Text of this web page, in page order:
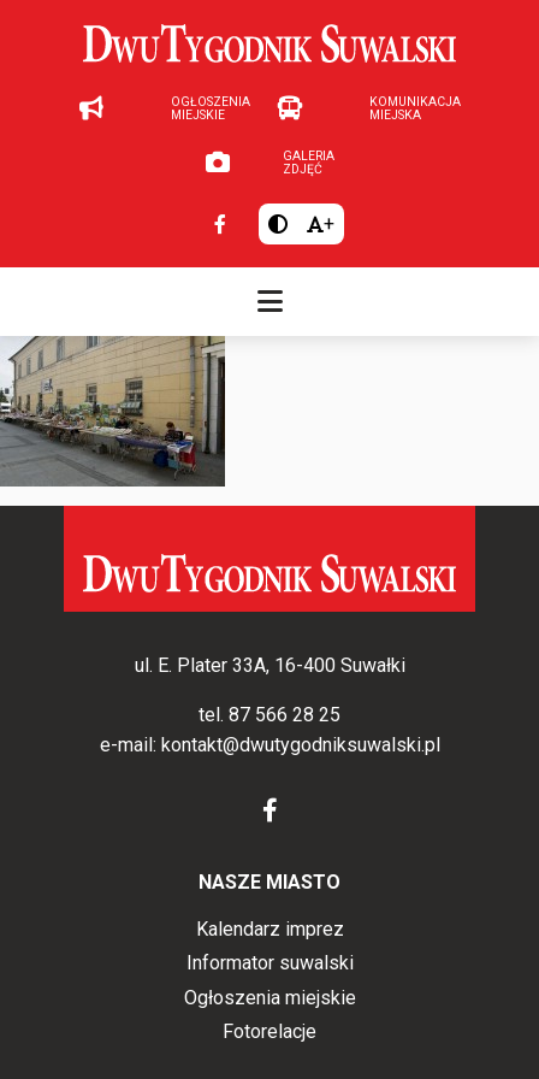
OGŁOSZENIA
MIEJSKIE
KOMUNIKACJA
MIEJSKA
GALERIA
ZDJĘĆ
+
ul. E. Plater 33A, 16-400 Suwałki
tel. 87 566 28 25
e-mail: kontakt@dwutygodniksuwalski.pl
NASZE MIASTO
Kalendarz imprez
Informator suwalski
Ogłoszenia miejskie
Fotorelacje